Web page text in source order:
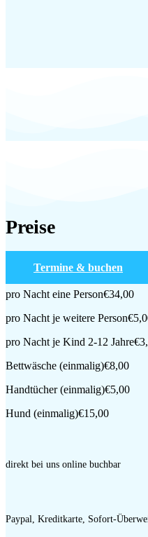
Preise
Termine & buchen
pro Nacht eine Person€34,00
pro Nacht je weitere Person
pro Nacht je Kind 2-12 Jahre
Bettwäsche (einmalig)€8,00
Handtücher (einmalig)€5,00
Hund (einmalig)€15,00
direkt bei uns online buchbar
Paypal, Kreditkarte, Sofort-